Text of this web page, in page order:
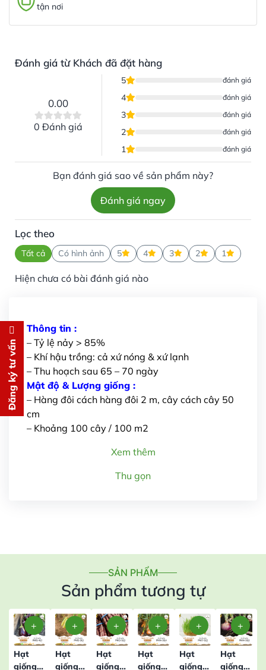
tận nơi
Đánh giá từ Khách đã đặt hàng
0.00
0 Đánh giá
5 đánh giá
4 đánh giá
3 đánh giá
2 đánh giá
1 đánh giá
Bạn đánh giá sao về sản phẩm này?
Đánh giá ngay
Lọc theo
Tất cả Có hình ảnh 5 4 3 2 1
Hiện chưa có bài đánh giá nào
Thông tin :
– Tỷ lệ nảy > 85%
– Khí hậu trồng: cả xứ nóng & xứ lạnh
– Thu hoạch sau 65 – 70 ngày
Mật độ & Lượng giống :
– Hàng đôi cách hàng đôi 2 m, cây cách cây 50
cm
– Khoảng 100 cây / 100 m2
Xem thêm
Thu gọn
SẢN PHẨM
Sản phẩm tương tự
Hạt
giống
Hạt
giống
Hạt
giống
Hạt
giống
Hạt
giống
Hạt
giống
Đăng ký tư vấn Đăng ký tư vấn
Chúng tôi sẽ gọi lại tư vấnMIỄN
PHÍ
cho bạn ngay lập tức